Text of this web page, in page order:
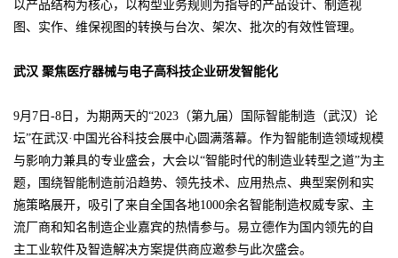
以产品结构为核心，以构型业务规则为指导的产品设计、制造视
图、实作、维保视图的转换与台次、架次、批次的有效性管理。
武汉 聚焦医疗器械与电子高科技企业研发智能化
9月7日-8日，为期两天的“2023（第九届）国际智能制造（武汉）论
坛”在武汉·中国光谷科技会展中心圆满落幕。作为智能制造领域规模
与影响力兼具的专业盛会，大会以“智能时代的制造业转型之道”为主
题，围绕智能制造前沿趋势、领先技术、应用热点、典型案例和实
施策略展开，吸引了来自全国各地1000余名智能制造权威专家、主
流厂商和知名制造企业嘉宾的热情参与。易立德作为国内领先的自
主工业软件及智造解决方案提供商应邀参与此次盛会。